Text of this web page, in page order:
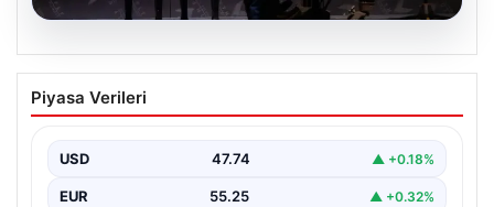
07.08.2026
23. Uluslararası Gümüşlük Müzik
Festivali’nde Charles Owen Rüzgarı
Müzik Festivali, sanatseverleri büyüleyen bir
atmosferde devam ediyor.…
Piyasa Verileri
USD 47.74 ▲ +0.18%
EUR 55.25 ▲ +0.32%